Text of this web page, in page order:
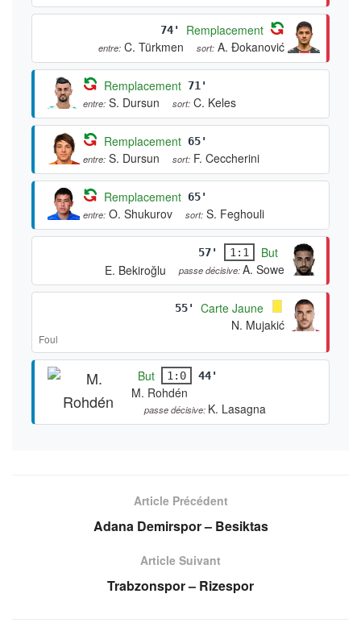
74' Remplacement
entre: C. Türkmen sort: A. Đokanović
Remplacement 71'
entre: S. Dursun sort: C. Keles
Remplacement 65'
entre: S. Dursun sort: F. Ceccherini
Remplacement 65'
entre: O. Shukurov sort: S. Feghouli
57' 1:1
But
E. Bekiroğlu
passe décisive:A. Sowe
55'
Carte Jaune
N. Mujakić
Foul
But 1:0 44'
M. Rohdén
passe décisive: K. Lasagna
Article Précédent
Adana Demirspor – Besiktas
Article Suivant
Trabzonspor – Rizespor